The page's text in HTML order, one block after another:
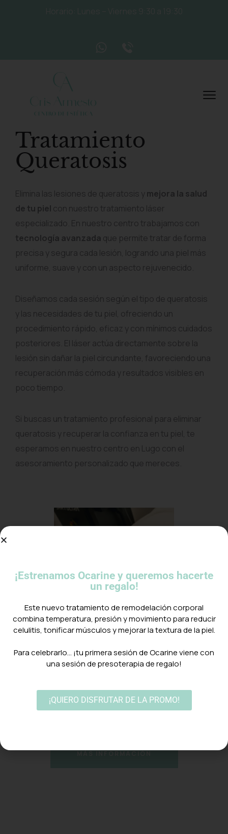
Tratamiento
Queratosis
Elimina las lesiones de queratosis y mejora la salud
de tu piel con nuestro tratamiento láser
especializado. En nuestro centro trabajamos con
tecnología avanzada que permite tratar de forma
precisa y segura cada lesión, logrando una piel más
uniforme, suave y con un aspecto rejuvenecido.
Diseñamos cada sesión según el tipo de queratosis
y las necesidades de tu piel, ofreciendo un
procedimiento rápido, eficaz y con mínimos cuidados
posteriores. El láser actúa directamente sobre la
lesión sin dañar la piel circundante, favoreciendo una
recuperación más cómoda y resultados visibles en
poco tiempo.
Si buscas un tratamiento profesional para eliminar
queratosis y recuperar la confianza en tu piel, te
esperamos en nuestro centro en Lugo con el
asesoramiento personalizado que mereces.
¡Estrenamos Ocarine y queremos hacerte
un regalo!
Este nuevo tratamiento de remodelación corporal
combina temperatura, presión y movimiento para reducir
celulitis, tonificar músculos y mejorar la textura de la piel.
Para celebrarlo… ¡tu primera sesión de Ocarine viene con
una sesión de presoterapia de regalo!
¡QUIERO DISFRUTAR DE LA PROMO!